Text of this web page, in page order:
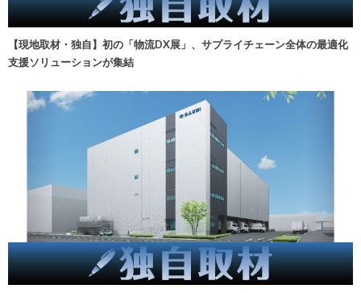
【現地取材・独自】初の「物流DX展」、サプライチェーン全体の最適化
支援ソリューションが集結